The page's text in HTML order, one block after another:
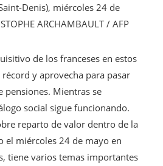
Denis), miércoles 24 de
ARCHAMBAULT / AFP
de los franceses en estos
y aprovecha para pasar
pensiones. Mientras se
social sigue funcionando.
reparto de valor dentro de la
el miércoles 24 de mayo en
tiene varios temas importantes